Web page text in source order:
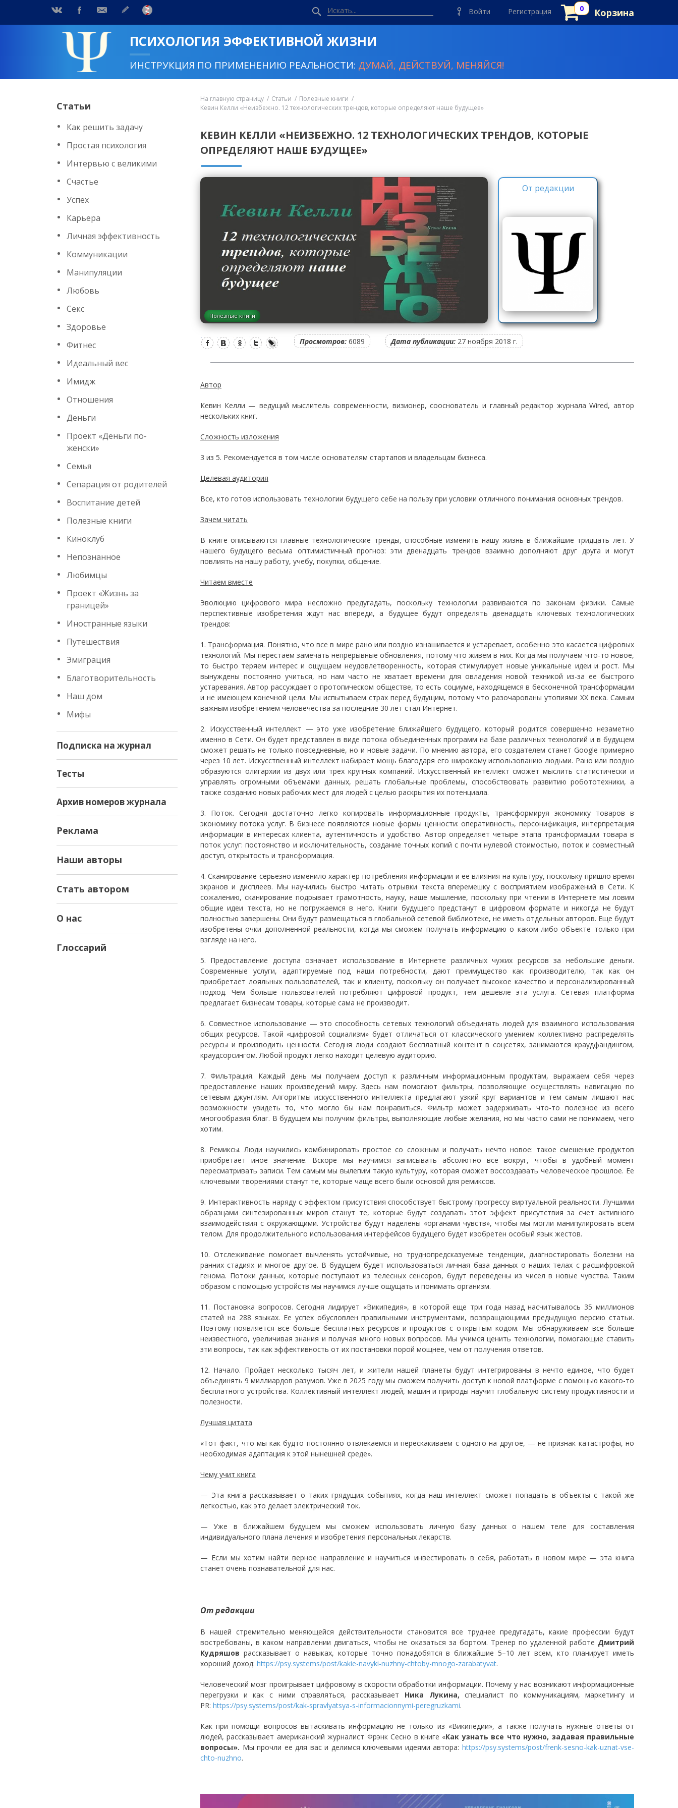
Войти Регистрация Корзина
ПСИХОЛОГИЯ ЭФФЕКТИВНОЙ ЖИЗНИ
ИНСТРУКЦИЯ ПО ПРИМЕНЕНИЮ РЕАЛЬНОСТИ: ДУМАЙ, ДЕЙСТВУЙ, МЕНЯЙСЯ!
Статьи
Как решить задачу
Простая психология
Интервью с великими
Счастье
Успех
Карьера
Личная эффективность
Коммуникации
Манипуляции
Любовь
Секс
Здоровье
Фитнес
Идеальный вес
Имидж
Отношения
Деньги
Проект «Деньги по-
женски»
Семья
Сепарация от родителей
Воспитание детей
Полезные книги
Киноклуб
Непознанное
Любимцы
Проект «Жизнь за
границей»
Иностранные языки
Путешествия
Эмиграция
Благотворительность
Наш дом
Мифы
Подписка на журнал
Тесты
Архив номеров журнала
Реклама
Наши авторы
Стать автором
О нас
Глоссарий
На главную страницу Статьи
Полезные книги
Кевин Келли «Неизбежно. 12 технологических трендов, которые определяют наше будущее»
КЕВИН КЕЛЛИ «НЕИЗБЕЖНО. 12 ТЕХНОЛОГИЧЕСКИХ ТРЕНДОВ, КОТОРЫЕ
ОПРЕДЕЛЯЮТ НАШЕ БУДУЩЕЕ»
Полезные книги
От редакции
Просмотров: 6089 Дата публикации: 27 ноября 2018 г.
Автор
Кевин Келли — ведущий мыслитель современности, визионер, сооснователь и главный редактор журнала Wired, автор
нескольких книг.
Сложность изложения
3 из 5. Рекомендуется в том числе основателям стартапов и владельцам бизнеса.
Целевая аудитория
Все, кто готов использовать технологии будущего себе на пользу при условии отличного понимания основных трендов.
Зачем читать
В книге описываются главные технологические тренды, способные изменить нашу жизнь в ближайшие тридцать лет. У
нашего будущего весьма оптимистичный прогноз: эти двенадцать трендов взаимно дополняют друг друга и могут
повлиять на нашу работу, учебу, покупки, общение.
Читаем вместе
Эволюцию цифрового мира несложно предугадать, поскольку технологии развиваются по законам физики. Самые
перспективные изобретения ждут нас впереди, а будущее будут определять двенадцать ключевых технологических
трендов:
1. Трансформация. Понятно, что все в мире рано или поздно изнашивается и устаревает, особенно это касается цифровых
технологий. Мы перестаем замечать непрерывные обновления, потому что живем в них. Когда мы получаем что-то новое,
то быстро теряем интерес и ощущаем неудовлетворенность, которая стимулирует новые уникальные идеи и рост. Мы
вынуждены постоянно учиться, но нам часто не хватает времени для овладения новой техникой из-за ее быстрого
устаревания. Автор рассуждает о протопическом обществе, то есть социуме, находящемся в бесконечной трансформации
и не имеющем конечной цели. Мы испытываем страх перед будущим, потому что разочарованы утопиями ХХ века. Самым
важным изобретением человечества за последние 30 лет стал Интернет.
2. Искусственный интеллект — это уже изобретение ближайшего будущего, который родится совершенно незаметно
именно в Сети. Он будет представлен в виде потока объединенных программ на базе различных технологий и в будущем
сможет решать не только повседневные, но и новые задачи. По мнению автора, его создателем станет Google примерно
через 10 лет. Искусственный интеллект набирает мощь благодаря его широкому использованию людьми. Рано или поздно
образуются олигархии из двух или трех крупных компаний. Искусственный интеллект сможет мыслить статистически и
управлять огромными объемами данных, решать глобальные проблемы, способствовать развитию робототехники, а
также созданию новых рабочих мест для людей с целью раскрытия их потенциала.
3. Поток. Сегодня достаточно легко копировать информационные продукты, трансформируя экономику товаров в
экономику потока услуг. В бизнесе появляются новые формы ценности: оперативность, персонификация, интерпретация
информации в интересах клиента, аутентичность и удобство. Автор определяет четыре этапа трансформации товара в
поток услуг: постоянство и исключительность, создание точных копий с почти нулевой стоимостью, поток и совместный
доступ, открытость и трансформация.
4. Сканирование серьезно изменило характер потребления информации и ее влияния на культуру, поскольку пришло время
экранов и дисплеев. Мы научились быстро читать отрывки текста вперемешку с восприятием изображений в Сети. К
сожалению, сканирование подрывает грамотность, науку, наше мышление, поскольку при чтении в Интернете мы ловим
общие идеи текста, но не погружаемся в него. Книги будущего предстанут в цифровом формате и никогда не будут
полностью завершены. Они будут размещаться в глобальной сетевой библиотеке, не иметь отдельных авторов. Еще будут
изобретены очки дополненной реальности, когда мы сможем получать информацию о каком-либо объекте только при
взгляде на него.
5. Предоставление доступа означает использование в Интернете различных чужих ресурсов за небольшие деньги.
Современные услуги, адаптируемые под наши потребности, дают преимущество как производителю, так как он
приобретает лояльных пользователей, так и клиенту, поскольку он получает высокое качество и персонализированный
подход. Чем больше пользователей потребляют цифровой продукт, тем дешевле эта услуга. Сетевая платформа
предлагает бизнесам товары, которые сама не производит.
6. Совместное использование — это способность сетевых технологий объединять людей для взаимного использования
общих ресурсов. Такой «цифровой социализм» будет отличаться от классического умением коллективно распределять
ресурсы и производить ценности. Сегодня люди создают бесплатный контент в соцсетях, занимаются краудфандингом,
краудсорсингом. Любой продукт легко находит целевую аудиторию.
7. Фильтрация. Каждый день мы получаем доступ к различным информационным продуктам, выражаем себя через
предоставление наших произведений миру. Здесь нам помогают фильтры, позволяющие осуществлять навигацию по
сетевым джунглям. Алгоритмы искусственного интеллекта предлагают узкий круг вариантов и тем самым лишают нас
возможности увидеть то, что могло бы нам понравиться. Фильтр может задерживать что-то полезное из всего
многообразия благ. В будущем мы получим фильтры, выполняющие любые желания, но мы часто сами не понимаем, чего
хотим.
8. Ремиксы. Люди научились комбинировать простое со сложным и получать нечто новое: такое смешение продуктов
приобретает иное значение. Вскоре мы научимся записывать абсолютно все вокруг, чтобы в удобный момент
пересматривать записи. Тем самым мы вылепим такую культуру, которая сможет воссоздавать человеческое прошлое. Ее
ключевыми творениями станут те, которые чаще всего были основой для ремиксов.
9. Интерактивность наряду с эффектом присутствия способствует быстрому прогрессу виртуальной реальности. Лучшими
образцами синтезированных миров станут те, которые будут создавать этот эффект присутствия за счет активного
взаимодействия с окружающими. Устройства будут наделены «органами чувств», чтобы мы могли манипулировать всем
телом. Для продолжительного использования интерфейсов будущего будет изобретен особый язык жестов.
10. Отслеживание помогает вычленять устойчивые, но труднопредсказуемые тенденции, диагностировать болезни на
ранних стадиях и многое другое. В будущем будет использоваться личная база данных о наших телах с расшифровкой
генома. Потоки данных, которые поступают из телесных сенсоров, будут переведены из чисел в новые чувства. Таким
образом с помощью устройств мы научимся лучше ощущать и понимать организм.
11. Постановка вопросов. Сегодня лидирует «Википедия», в которой еще три года назад насчитывалось 35 миллионов
статей на 288 языках. Ее успех обусловлен правильными инструментами, возвращающими предыдущую версию статьи.
Поэтому появляется все больше бесплатных ресурсов и продуктов с открытым кодом. Мы обнаруживаем все больше
неизвестного, увеличивая знания и получая много новых вопросов. Мы учимся ценить технологии, помогающие ставить
эти вопросы, так как эффективность от их постановки порой мощнее, чем от получения ответов.
12. Начало. Пройдет несколько тысяч лет, и жители нашей планеты будут интегрированы в нечто единое, что будет
объединять 9 миллиардов разумов. Уже в 2025 году мы сможем получить доступ к новой платформе с помощью какого-то
бесплатного устройства. Коллективный интеллект людей, машин и природы научит глобальную систему продуктивности и
полезности.
Лучшая цитата
«Тот факт, что мы как будто постоянно отвлекаемся и перескакиваем с одного на другое, — не признак катастрофы, но
необходимая адаптация к этой нынешней среде».
Чему учит книга
— Эта книга рассказывает о таких грядущих событиях, когда наш интеллект сможет попадать в объекты с такой же
легкостью, как это делает электрический ток.
— Уже в ближайшем будущем мы сможем использовать личную базу данных о нашем теле для составления
индивидуального плана лечения и изобретения персональных лекарств.
— Если мы хотим найти верное направление и научиться инвестировать в себя, работать в новом мире — эта книга
станет очень познавательной для нас.
От редакции
В нашей стремительно меняющейся действительности становится все труднее предугадать, какие профессии будут
востребованы, в каком направлении двигаться, чтобы не оказаться за бортом. Тренер по удаленной работе Дмитрий
Кудряшов рассказывает о навыках, которые точно понадобятся в ближайшие 5–10 лет всем, кто планирует иметь
хороший доход: https://psy.systems/post/kakie-navyki-nuzhny-chtoby-mnogo-zarabatyvat.
Человеческий мозг проигрывает цифровому в скорости обработки информации. Почему у нас возникают информационные
перегрузки и как с ними справляться, рассказывает Ника Лукина, специалист по коммуникациям, маркетингу и
PR: https://psy.systems/post/kak-spravlyatsya-s-informacionnymi-peregruzkami.
Как при помощи вопросов вытаскивать информацию не только из «Википедии», а также получать нужные ответы от
людей, рассказывает американский журналист Фрэнк Сесно в книге «Как узнать все что нужно, задавая правильные
вопросы». Мы прочли ее для вас и делимся ключевыми идеями автора: https://psy.systems/post/frenk-sesno-kak-uznat-vse-
chto-nuzhno.